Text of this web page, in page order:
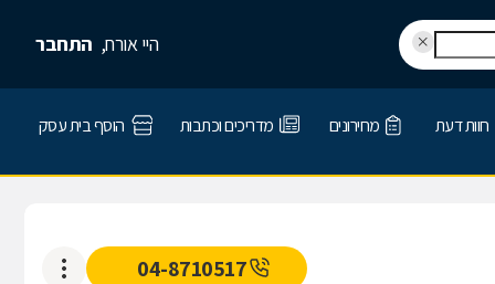
היי אורח, התחבר
חוות דעת מחירונים מדריכים וכתבות הוסף בית עסק
04-8710517